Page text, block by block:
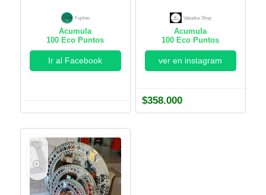
Fujifoto
Acumula
100 Eco Puntos
Ir al Facebook
Vabadus Shop
Acumula
100 Eco Puntos
ver en instagram
$358.000